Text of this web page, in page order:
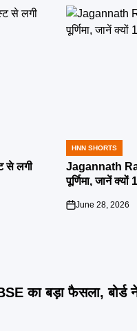
से लगी
POSTED
IN
HNN SHORTS
Jagannath
पूर्णिमा, जानें क्यों
on
June 28, 2026
का बड़ा फैसला, बोर्ड